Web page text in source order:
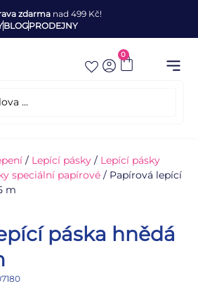
zdarma nad 499 Kč!
BLOGPRODEJNY
0
/ Lepící pásky / Lepící pásky
speciální papírové / Papírová lepící
m
páska hnědá